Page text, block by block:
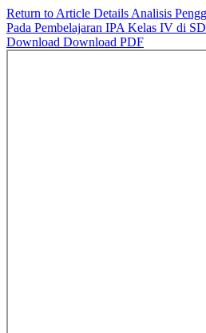
Return to Article Details Analisis
Pada Pembelajaran IPA Kelas IV di
Download Download PDF